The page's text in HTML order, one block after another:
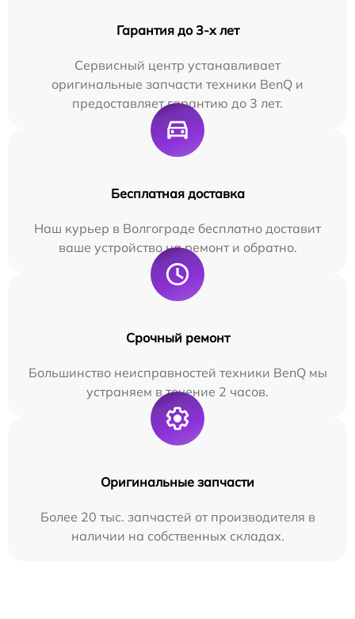
Гарантия до 3-х лет
Сервисный центр устанавливает
оригинальные запчасти техники BenQ и
предоставляет гарантию до 3 лет.
Бесплатная доставка
Наш курьер в Волгограде бесплатно доставит
ваше устройство на ремонт и обратно.
Срочный ремонт
Большинство неисправностей техники BenQ мы
устраняем в течение 2 часов.
Оригинальные запчасти
Более 20 тыс. запчастей от производителя в
наличии на собственных складах.